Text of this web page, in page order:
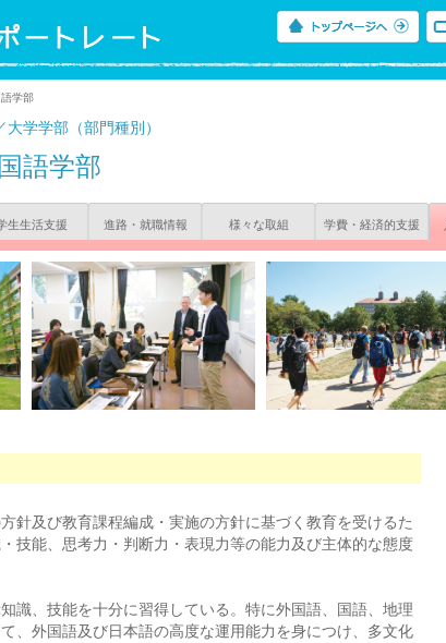
学部
学学部（部門種別）
語学部
生生活支援 進路・就職情報 様々な取組 学費・経済的支援
針及び教育課程編成・実施の方針に基づく教育を受けるた
技能、思考力・判断力・表現力等の能力及び主体的な態度
識、技能を十分に習得している。特に外国語、国語、地理
、外国語及び日本語の高度な運用能力を身につけ、多文化